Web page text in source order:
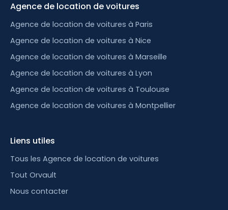
Agence de location de voitures
Agence de location de voitures à Paris
Agence de location de voitures à Nice
Agence de location de voitures à Marseille
Agence de location de voitures à Lyon
Agence de location de voitures à Toulouse
Agence de location de voitures à Montpellier
Liens utiles
Tous les Agence de location de voitures
Tout Orvault
Nous contacter